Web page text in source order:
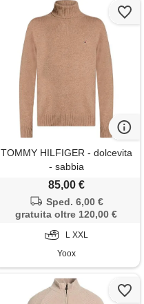
TOMMY HILFIGER - dolcevita
- sabbia
85,00 €
Sped. 6,00 €
gratuita oltre 120,00 €
L XXL
Yoox